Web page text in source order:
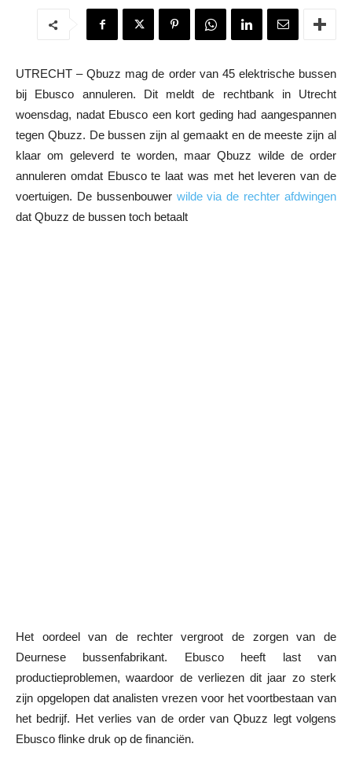
UTRECHT – Qbuzz mag de order van 45 elektrische bussen
bij Ebusco annuleren. Dit meldt de rechtbank in Utrecht
woensdag, nadat Ebusco een kort geding had aangespannen
tegen Qbuzz. De bussen zijn al gemaakt en de meeste zijn al
klaar om geleverd te worden, maar Qbuzz wilde de order
annuleren omdat Ebusco te laat was met het leveren van de
voertuigen. De bussenbouwer wilde via de rechter afdwingen
dat Qbuzz de bussen toch betaalt
Het oordeel van de rechter vergroot de zorgen van de
Deurnese bussenfabrikant. Ebusco heeft last van
productieproblemen, waardoor de verliezen dit jaar zo sterk
zijn opgelopen dat analisten vrezen voor het voortbestaan van
het bedrijf. Het verlies van de order van Qbuzz legt volgens
Ebusco flinke druk op de financiën.